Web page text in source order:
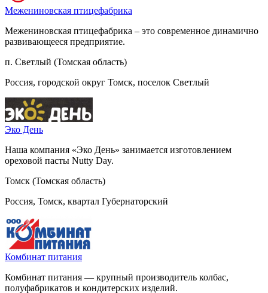
Межениновская птицефабрика
Межениновская птицефабрика – это современное динамично
развивающееся предприятие.
п. Светлый (Томская область)
Россия, городской округ Томск, поселок Светлый
Эко День
Наша компания «Эко День» занимается изготовлением
ореховой пасты Nutty Day.
Томск (Томская область)
Россия, Томск, квартал Губернаторский
Комбинат питания
Комбинат питания — крупный производитель колбас,
полуфабрикатов и кондитерских изделий.